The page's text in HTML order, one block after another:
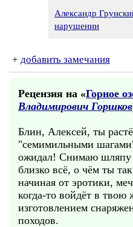
Александр
нарушении
+ добавить замечания
Рецензия на «Горное
Владимирович Горшков
Блин, Алексей, ты
"семимильными
ожидал! Снимаю
близко всё, о чём ты
начиная от эротики,
когда-то войдёт в твою
изготовлением
походов.